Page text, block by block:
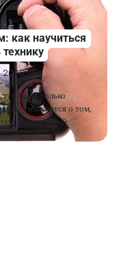
как научиться
не только
задумываются о том,
развлечений…